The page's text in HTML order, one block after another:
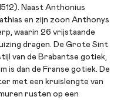
Naast Anthonius
en zijn zoon Anthonys
waarin 26 vrijstaande
dragen. De Grote Sint
van de Brabantse gotiek,
is dan de Franse gotiek. De
met een kruislengte van
rusten op een